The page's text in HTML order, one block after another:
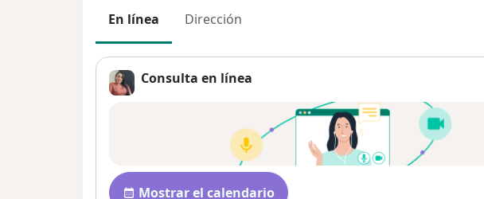
En línea Dirección
Consulta en línea
Disponibilidad
Mostrar el calendario